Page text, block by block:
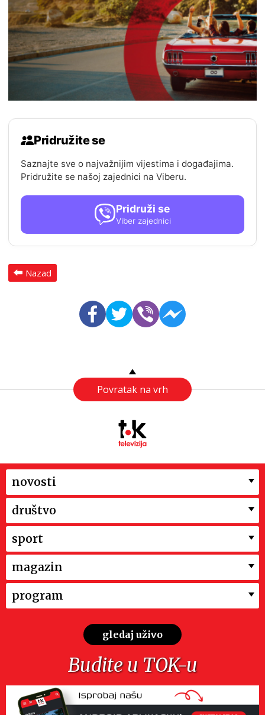
Pridružite se
Saznajte sve o najvažnijim vijestima i događajima.
Pridružite se našoj zajednici na Viberu.
Pridruži se
Viber zajednici
Nazad
Povratak na vrh
novosti
društvo
sport
magazin
program
gledaj uživo
Budite u TOK-u